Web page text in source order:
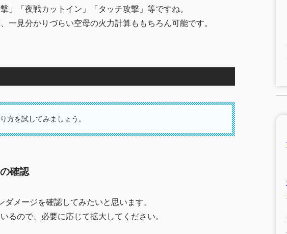
」「夜戦カットイン」「タッチ攻撃」等ですね。
一見分かりづらい空母の火力計算ももちろん可能です。
方を試してみましょう。
確認
メージを確認してみたいと思います。
るので、必要に応じて拡大してください。